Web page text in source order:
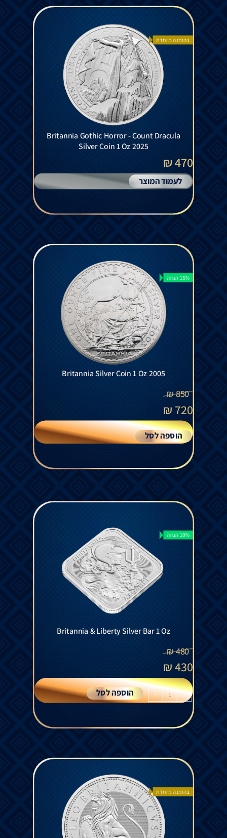
בהזמנה מיוחדת
Britannia Gothic Horror - Count Dracula
Silver Coin 1 Oz 2025
470 ₪
לעמוד המוצר
15% הנחה
Britannia Silver Coin 1 Oz 2005
850
₪
720
₪
הוספה לסל
10% הנחה
Britannia & Liberty Silver Bar 1 Oz
480
₪
430
₪
-
+ הוספה לסל
בהזמנה מיוחדת